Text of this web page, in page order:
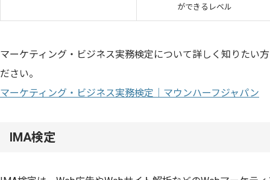
ができるレベル
マーケティング・ビジネス実務検定について詳しく知りたい
ださい。
マーケティング・ビジネス実務検定｜マウンハーフジャパン
IMA検定